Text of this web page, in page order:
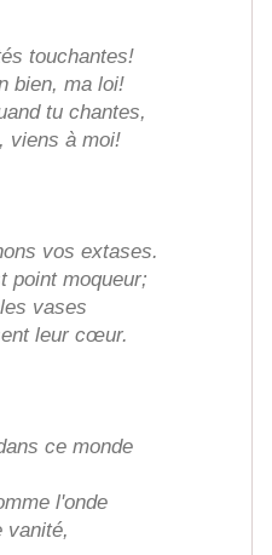
touchantes!
bien, ma loi!
tu chantes,
viens à moi!
vos extases.
point moqueur;
vases
leur cœur.
ce monde
l'onde
vanité,